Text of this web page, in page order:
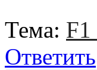
Тема: F1
Ответить